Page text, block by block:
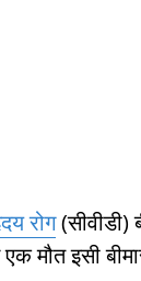
रोग(सीवीडी)
इसी